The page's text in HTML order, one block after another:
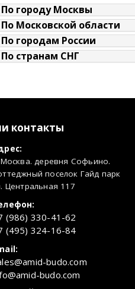
По городу Москвы
По Московской области
По городам России
По странам СНГ
контакты
Москва. деревня Софьино.
поселок Гайд парк
Центральная 117
(986) 330-41-62
(495) 324-16-84
budo.com
budo.com